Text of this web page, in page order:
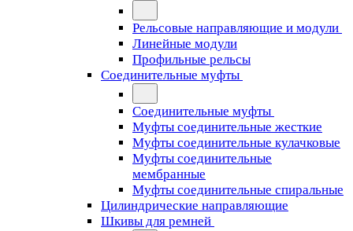
Рельсовые направляющие и модули
Линейные модули
Профильные рельсы
Соединительные муфты
Соединительные муфты
Муфты соединительные жесткие
Муфты соединительные кулачковые
Муфты соединительные
мембранные
Муфты соединительные спиральные
Цилиндрические направляющие
Шкивы для ремней